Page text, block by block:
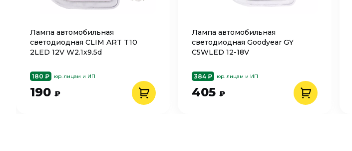
Лампа автомобильная
светодиодная CLIM ART T10
2LED 12V W2.1x9.5d
180 ₽ юр. лицам и ИП
190 ₽
Лампа автомобильная
светодиодная Goodyear GY
C5WLED 12-18V
384 ₽ юр. лицам и ИП
405 ₽